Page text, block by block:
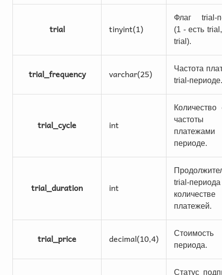
trial tinyint(1)
Флаг trial-
(1 - есть
trial).
trial_frequency varchar(25)
Частота
trial-периоде.
trial_cycle int
Количество
частоты
периоде.
trial_duration int
trial-
количестве
платежей.
trial_price decimal(10,4)
периода.
Статус